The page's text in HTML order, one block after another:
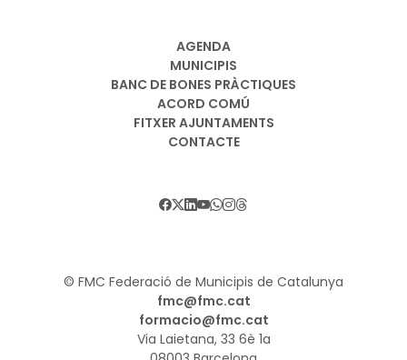
AGENDA
MUNICIPIS
BANC DE BONES PRÀCTIQUES
ACORD COMÚ
FITXER AJUNTAMENTS
CONTACTE
© FMC Federació de Municipis de Catalunya
fmc@fmc.cat
formacio@fmc.cat
Via Laietana, 33 6è 1a